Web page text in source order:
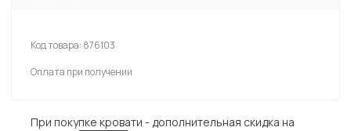
Код товара: 876103
Оплата при получении
При покупке кровати - дополнительная скидка на